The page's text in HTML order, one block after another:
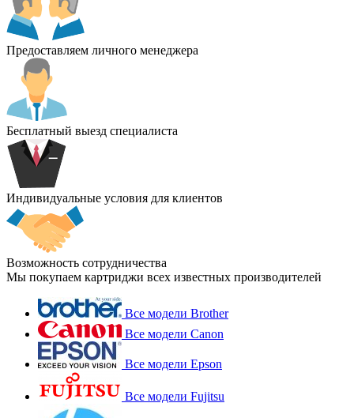
Предоставляем личного менеджера
Бесплатный выезд специалиста
Индивидуальные условия для клиентов
Возможность сотрудничества
Мы покупаем картриджи всех известных производителей
Все модели Brother
Все модели Canon
Все модели Epson
Все модели Fujitsu